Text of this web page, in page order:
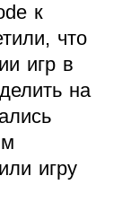
к
что
игр в
на
игру